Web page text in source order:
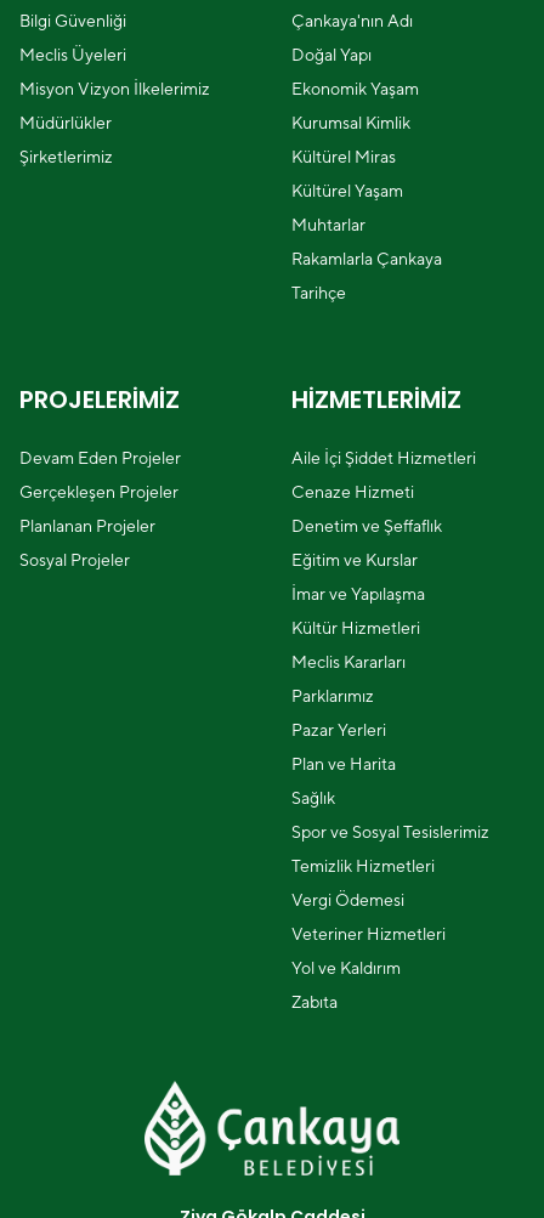
Bilgi Güvenliği
Meclis Üyeleri
Misyon Vizyon İlkelerimiz
Müdürlükler
Şirketlerimiz
Çankaya'nın Adı
Doğal Yapı
Ekonomik Yaşam
Kurumsal Kimlik
Kültürel Miras
Kültürel Yaşam
Muhtarlar
Rakamlarla Çankaya
Tarihçe
PROJELERİMİZ
Devam Eden Projeler
Gerçekleşen Projeler
Planlanan Projeler
Sosyal Projeler
HİZMETLERİMİZ
Aile İçi Şiddet Hizmetleri
Cenaze Hizmeti
Denetim ve Şeffaflık
Eğitim ve Kurslar
İmar ve Yapılaşma
Kültür Hizmetleri
Meclis Kararları
Parklarımız
Pazar Yerleri
Plan ve Harita
Sağlık
Spor ve Sosyal Tesislerimiz
Temizlik Hizmetleri
Vergi Ödemesi
Veteriner Hizmetleri
Yol ve Kaldırım
Zabıta